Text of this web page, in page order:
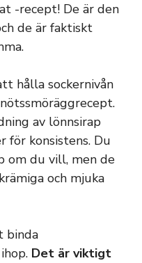
-recept! De är den
de är faktiskt
hålla sockernivån
av lönnsirap
för konsistens. Du
om du vill, men de
och mjuka
binda
Det är viktigt